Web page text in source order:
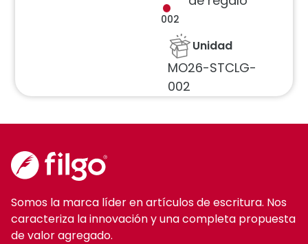
002
Unidad
MO26-STCLG-
002
Somos la marca líder en artículos de escritura. Nos
caracteriza la innovación y una completa propuesta
de valor agregado.